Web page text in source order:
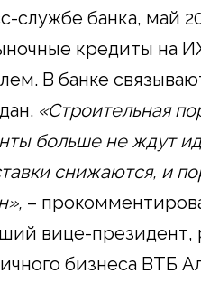
службе банка, май
кредиты на
В банке
«Строительная
больше не ждут
снижаются, и
–
вице-президент,
бизнеса ВТБ